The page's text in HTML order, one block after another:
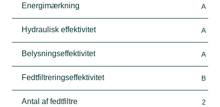
Energimærkning A
Hydraulisk effektivitet A
Belysningseffektivitet A
Fedtfiltreringseffektivitet B
Antal af fedtfiltre 2